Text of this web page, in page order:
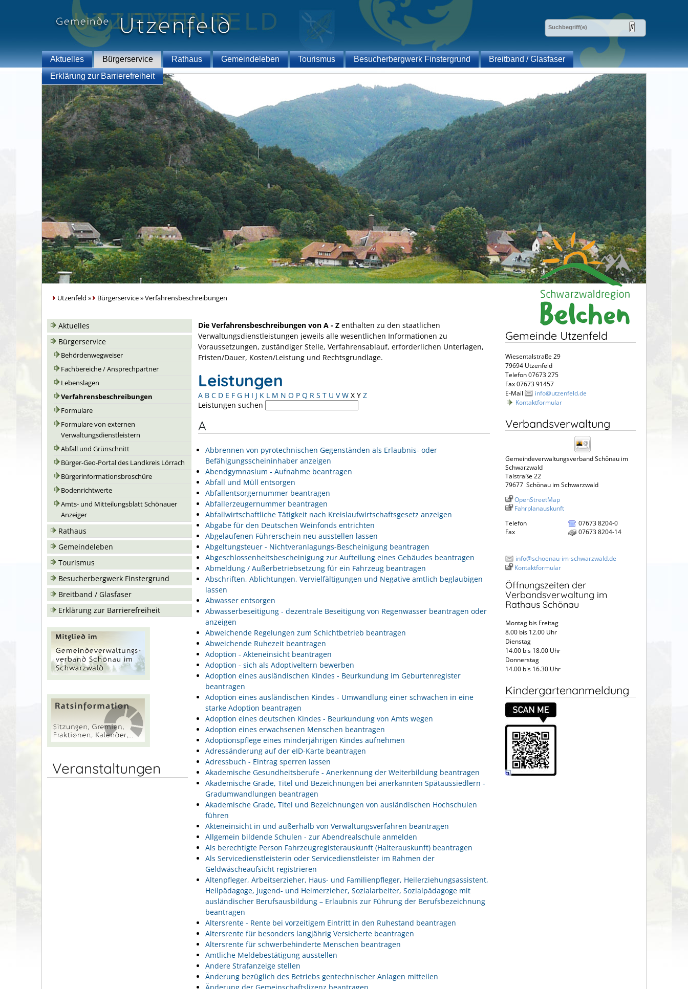
Aktuelles Bürgerservice Rathaus Gemeindeleben Tourismus Besucherbergwerk Finstergrund
Breitband / Glasfaser
Erklärung zur Barrierefreiheit
Utzenfeld » Bürgerservice»Verfahrensbeschreibungen
Aktuelles
Bürgerservice
Behördenwegweiser
Fachbereiche / Ansprechpartner
Lebenslagen
Verfahrensbeschreibungen
Formulare
Formulare von externen
Verwaltungsdienstleistern
Abfall und Grünschnitt
Bürger-Geo-Portal des Landkreis Lörrach
Bürgerinformationsbroschüre
Bodenrichtwerte
Amts- und Mitteilungsblatt Schönauer
Anzeiger
Rathaus
Gemeindeleben
Tourismus
Besucherbergwerk Finstergrund
Breitband / Glasfaser
Erklärung zur Barrierefreiheit
Veranstaltungen
Die Verfahrensbeschreibungen von A - Z enthalten zu den staatlichen
Verwaltungsdienstleistungen jeweils alle wesentlichen Informationen zu
Voraussetzungen, zuständiger Stelle, Verfahrensablauf, erforderlichen Unterlagen,
Fristen/Dauer, Kosten/Leistung und Rechtsgrundlage.
Leistungen
A B C D E F G H I J K L M N O P Q R S T U V W X Y Z
Leistungen suchen
A
Abbrennen von pyrotechnischen Gegenständen als Erlaubnis- oder
Befähigungsscheininhaber anzeigen
Abendgymnasium - Aufnahme beantragen
Abfall und Müll entsorgen
Abfallentsorgernummer beantragen
Abfallerzeugernummer beantragen
Abfallwirtschaftliche Tätigkeit nach Kreislaufwirtschaftsgesetz anzeigen
Abgabe für den Deutschen Weinfonds entrichten
Abgelaufenen Führerschein neu ausstellen lassen
Abgeltungsteuer - Nichtveranlagungs-Bescheinigung beantragen
Abgeschlossenheitsbescheinigung zur Aufteilung eines Gebäudes beantragen
Abmeldung / Außerbetriebsetzung für ein Fahrzeug beantragen
Abschriften, Ablichtungen, Vervielfältigungen und Negative amtlich beglaubigen
lassen
Abwasser entsorgen
Abwasserbeseitigung - dezentrale Beseitigung von Regenwasser beantragen oder
anzeigen
Abweichende Regelungen zum Schichtbetrieb beantragen
Abweichende Ruhezeit beantragen
Adoption - Akteneinsicht beantragen
Adoption - sich als Adoptiveltern bewerben
Adoption eines ausländischen Kindes - Beurkundung im Geburtenregister
beantragen
Adoption eines ausländischen Kindes - Umwandlung einer schwachen in eine
starke Adoption beantragen
Adoption eines deutschen Kindes - Beurkundung von Amts wegen
Adoption eines erwachsenen Menschen beantragen
Adoptionspflege eines minderjährigen Kindes aufnehmen
Adressänderung auf der eID-Karte beantragen
Adressbuch - Eintrag sperren lassen
Akademische Gesundheitsberufe - Anerkennung der Weiterbildung beantragen
Akademische Grade, Titel und Bezeichnungen bei anerkannten Spätaussiedlern -
Gradumwandlungen beantragen
Akademische Grade, Titel und Bezeichnungen von ausländischen Hochschulen
führen
Akteneinsicht in und außerhalb von Verwaltungsverfahren beantragen
Allgemein bildende Schulen - zur Abendrealschule anmelden
Als berechtigte Person Fahrzeugregisterauskunft (Halterauskunft) beantragen
Als Servicedienstleisterin oder Servicedienstleister im Rahmen der
Geldwäscheaufsicht registrieren
Altenpfleger, Arbeitserzieher, Haus- und Familienpfleger, Heilerziehungsassistent,
Heilpädagoge, Jugend- und Heimerzieher, Sozialarbeiter, Sozialpädagoge mit
ausländischer Berufsausbildung – Erlaubnis zur Führung der Berufsbezeichnung
beantragen
Altersrente - Rente bei vorzeitigem Eintritt in den Ruhestand beantragen
Altersrente für besonders langjährig Versicherte beantragen
Altersrente für schwerbehinderte Menschen beantragen
Amtliche Meldebestätigung ausstellen
Andere Strafanzeige stellen
Änderung bezüglich des Betriebs gentechnischer Anlagen mitteilen
Gemeinde Utzenfeld
Wiesentalstraße 29
79694 Utzenfeld
Telefon 07673 275
Fax 07673 91457
E-Mail
info@utzenfeld.de
Kontaktformular
Verbandsverwaltung
Gemeindeverwaltungsverband Schönau im
Schwarzwald
Talstraße 22
79677 Schönau im Schwarzwald
OpenStreetMap
Fahrplanauskunft
Telefon
07673 8204-0
Fax
07673 8204-14
info@schoenau-im-schwarzwald.de
Kontaktformular
Öffnungszeiten der
Verbandsverwaltung im
Rathaus Schönau
Montag bis Freitag
8.00 bis 12.00 Uhr
Dienstag
14.00 bis 18.00 Uhr
Donnerstag
14.00 bis 16.30 Uhr
Kindergartenanmeldung